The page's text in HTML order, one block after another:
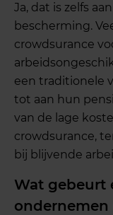
Ja, dat is zelfs
bescherming.
crowdsurance
een traditionele
tot aan hun
van de lage
crowdsurance,
bij blijvende
Wat gebeurt